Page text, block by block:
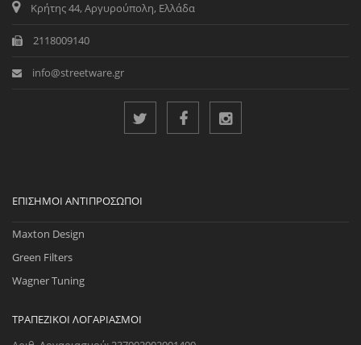
Κρήτης 44, Αργυρούπολη, Ελλάδα
2118009140
info@streetware.gr
ΕΠΊΣΗΜΟΙ ΑΝΤΙΠΡΌΣΩΠΟΙ
Maxton Design
Green Filters
Wagner Tuning
ΤΡΑΠΕΖΙΚΟΊ ΛΟΓΑΡΙΑΣΜΟΊ